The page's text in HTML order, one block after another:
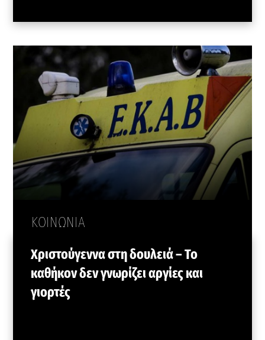
ΚΟΙΝΩΝΙΑ
Χριστούγεννα στη δουλειά – Το
καθήκον δεν γνωρίζει αργίες και
γιορτές